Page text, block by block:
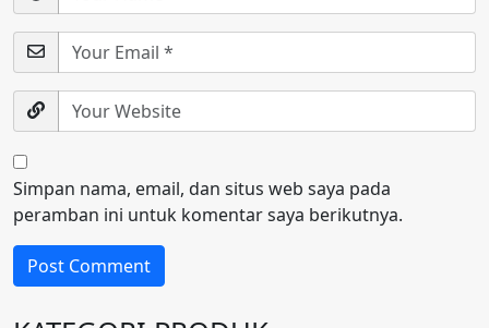
Simpan nama, email, dan situs web saya pada
peramban ini untuk komentar saya berikutnya.